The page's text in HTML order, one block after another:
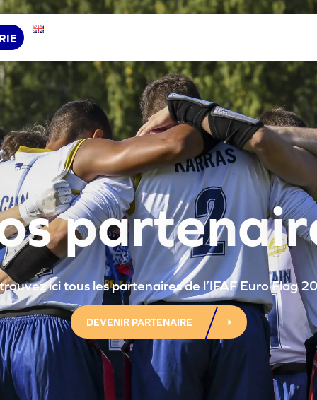
spartenair
ici tous les partenaires de l’IFAF Euro Flag
DEVENIR PARTENAIRE